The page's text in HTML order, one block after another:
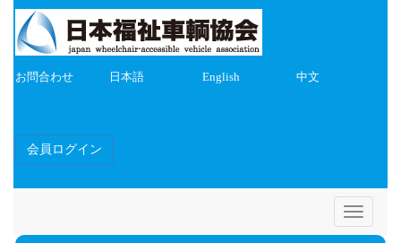
お問合わせ 日本語 English 中文
会員ログイン
Toggle